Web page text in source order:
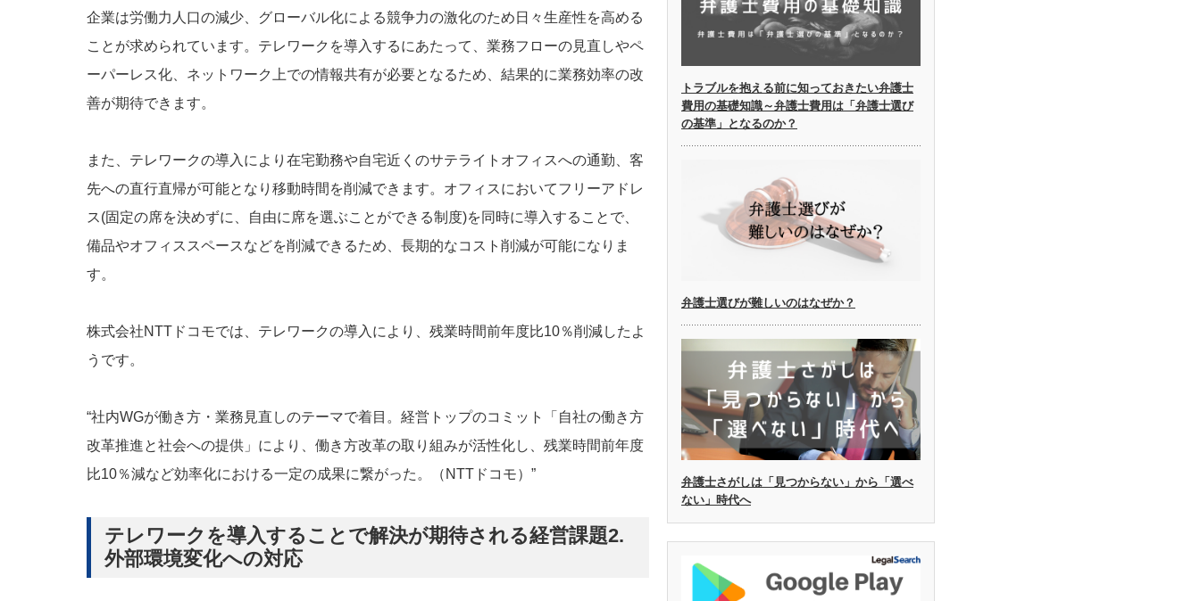
企業は労働力人口の減少、グローバル化による競争力の激化のため日々生産性を高める
ことが求められています。テレワークを導入するにあたって、業務フローの見直しやペ
ーパーレス化、ネットワーク上での情報共有が必要となるため、結果的に業務効率の改
善が期待できます。
また、テレワークの導入により在宅勤務や自宅近くのサテライトオフィスへの通勤、客
先への直行直帰が可能となり移動時間を削減できます。オフィスにおいてフリーアドレ
ス(固定の席を決めずに、自由に席を選ぶことができる制度)を同時に導入することで、
備品やオフィススペースなどを削減できるため、長期的なコスト削減が可能になりま
す。
株式会社NTTドコモでは、テレワークの導入により、残業時間前年度比10％削減したよ
うです。
“社内WGが働き方・業務見直しのテーマで着目。経営トップのコミット「自社の働き方
改革推進と社会への提供」により、働き方改革の取り組みが活性化し、残業時間前年度
比10％減など効率化における一定の成果に繋がった。（NTTドコモ）”
テレワークを導入することで解決が期待される経営課題2.
外部環境変化への対応
トラブルを抱える前に知っておきたい弁護士
費用の基礎知識～弁護士費用は「弁護士選び
の基準」となるのか？
弁護士選びが難しいのはなぜか？
弁護士さがしは「見つからない」から「選べ
ない」時代へ